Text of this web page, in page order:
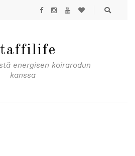
energisen koirarodun
kanssa